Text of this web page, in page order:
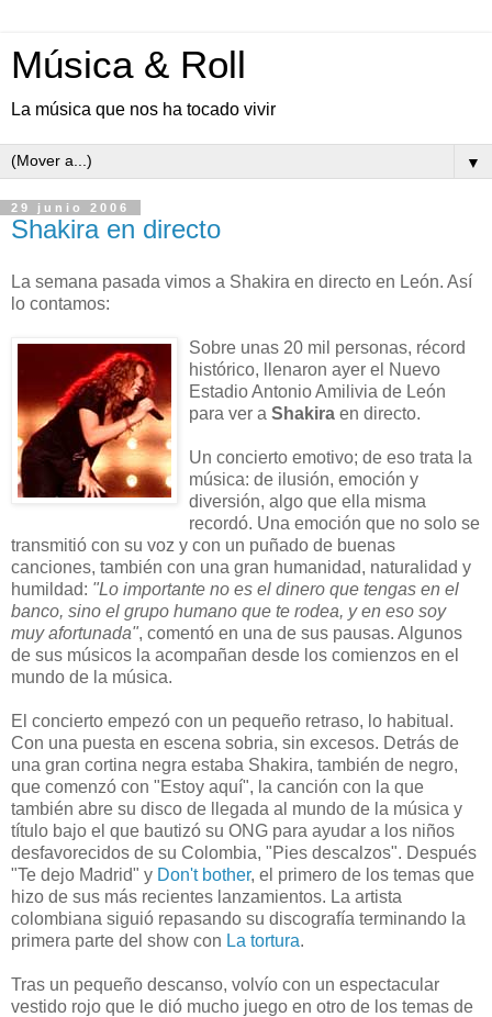
Música & Roll
La música que nos ha tocado vivir
▼
29 junio 2006
Shakira en directo
La semana pasada vimos a Shakira en directo en León. Así
lo contamos:
Sobre unas 20 mil personas, récord
histórico, llenaron ayer el Nuevo
Estadio Antonio Amilivia de León
para ver a Shakira en directo.
Un concierto emotivo; de eso trata la
música: de ilusión, emoción y
diversión, algo que ella misma
recordó. Una emoción que no solo se
transmitió con su voz y con un puñado de buenas
canciones, también con una gran humanidad, naturalidad y
humildad: "Lo importante no es el dinero que tengas en el
banco, sino el grupo humano que te rodea, y en eso soy
muy afortunada", comentó en una de sus pausas. Algunos
de sus músicos la acompañan desde los comienzos en el
mundo de la música.
El concierto empezó con un pequeño retraso, lo habitual.
Con una puesta en escena sobria, sin excesos. Detrás de
una gran cortina negra estaba Shakira, también de negro,
que comenzó con "Estoy aquí", la canción con la que
también abre su disco de llegada al mundo de la música y
título bajo el que bautizó su ONG para ayudar a los niños
desfavorecidos de su Colombia, "Pies descalzos". Después
"Te dejo Madrid" y Don't bother, el primero de los temas que
hizo de sus más recientes lanzamientos. La artista
colombiana siguió repasando su discografía terminando la
primera parte del show con La tortura.
Tras un pequeño descanso, volvío con un espectacular
vestido rojo que le dió mucho juego en otro de los temas de